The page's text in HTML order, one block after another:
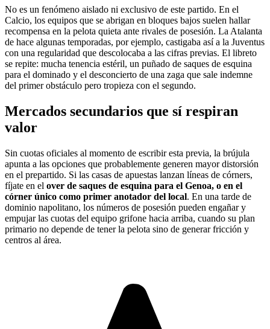
No es un fenómeno aislado ni exclusivo de este partido. En el
Calcio, los equipos que se abrigan en bloques bajos suelen hallar
recompensa en la pelota quieta ante rivales de posesión. La Atalanta
de hace algunas temporadas, por ejemplo, castigaba así a la Juventus
con una regularidad que descolocaba a las cifras previas. El libreto
se repite: mucha tenencia estéril, un puñado de saques de esquina
para el dominado y el desconcierto de una zaga que sale indemne
del primer obstáculo pero tropieza con el segundo.
Mercados secundarios que sí respiran
valor
Sin cuotas oficiales al momento de escribir esta previa, la brújula
apunta a las opciones que probablemente generen mayor distorsión
en el prepartido. Si las casas de apuestas lanzan líneas de córners,
fíjate en el over de saques de esquina para el Genoa, o en el
córner único como primer anotador del local. En una tarde de
dominio napolitano, los números de posesión pueden engañar y
empujar las cuotas del equipo grifone hacia arriba, cuando su plan
primario no depende de tener la pelota sino de generar fricción y
centros al área.